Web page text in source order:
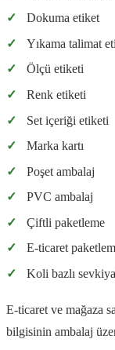
✓
Dokuma etiket
✓
Yıkama talimat
✓
Ölçü etiketi
✓
Renk etiketi
✓
Set içeriği etiketi
✓
Marka kartı
✓
Poşet ambalaj
✓
PVC ambalaj
✓
Çiftli paketleme
✓
E-ticaret
✓
Koli bazlı
E-ticaret ve mağaza
bilgisinin ambalaj